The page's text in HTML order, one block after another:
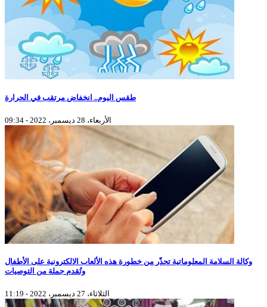
طقس اليوم.. انخفاض مرتقب في الحرارة
الأربعاء، 28 ديسمبر، 2022 - 09:34
وكالة السلامة المعلوماتية تحذّر من خطورة هذه الألعاب الالكترونية على الأطفال
وتُقدم جملة من التوصيات
الثلاثاء، 27 ديسمبر، 2022 - 11:19